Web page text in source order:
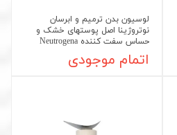
لوسیون بدن ترمیم و ابرسان
نوتروژینا اصل پوستهای خشک و
حساس سفت کننده Neutrogena
اتمام موجودی